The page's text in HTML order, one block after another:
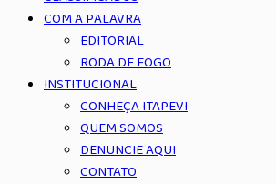
COM A PALAVRA
EDITORIAL
RODA DE FOGO
INSTITUCIONAL
CONHEÇA ITAPEVI
QUEM SOMOS
DENUNCIE AQUI
CONTATO